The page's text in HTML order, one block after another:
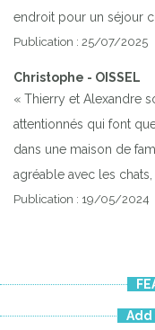
endroit pour un séjour
Publication : 25/07/2025
Christophe - OISSEL
« Thierry et Alexandre
attentionnés qui font
dans une maison de
agréable avec les
Publication : 19/05/2024
Add